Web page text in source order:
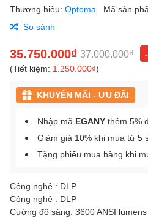
Thương hiệu: Optoma Mã sản
So sánh
35.750.000₫ 37.000.000₫
(Tiết kiệm: 1.250.000₫)
KHUYẾN MÃI - ƯU ĐÃI
Nhập mã EGANY thêm 5%
Giảm giá 10% khi mua từ 5
Tặng phiếu mua hàng khi
Công nghệ : DLP
Công nghệ : DLP
Cường độ sáng: 3600 ANSI lumens